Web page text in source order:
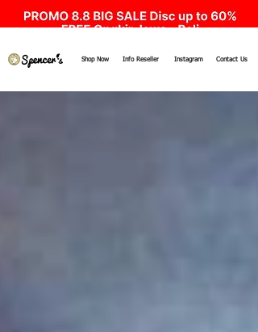
Shop Now Info Reseller Instagram Contact Us